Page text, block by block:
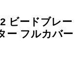
ビードブレー
ー フルカバー